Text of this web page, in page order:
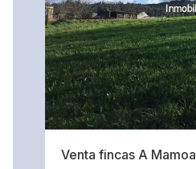
Venta fincas A Mamoa